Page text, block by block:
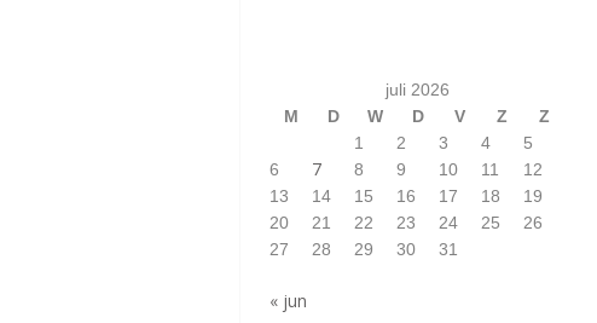
juli 2026
M
D W D V Z
Z
1
2 3 4
5
6
7 8 9 10 11
12
13
14 15 16 17 18
19
20
21 22 23 24 25
26
27
28 29 30 31
« jun